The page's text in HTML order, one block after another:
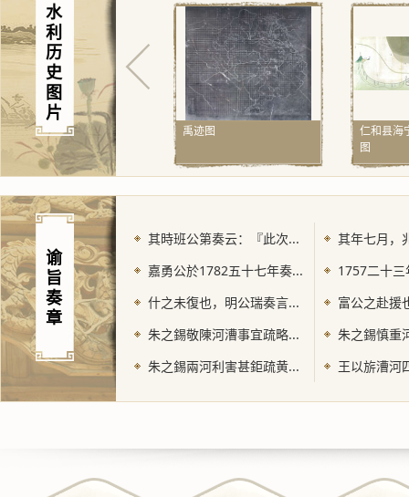
水
利
历
史
图
片
禹迹图
仁和县海
图
谕
旨
奏
章
其時班公第奏云：『此次...
其年七月，
嘉勇公於1782五十七年奏...
1757二十
什之未復也，明公瑞奏言...
富公之赴援
朱之錫敬陳河漕事宜疏略...
朱之錫慎重
朱之錫兩河利害甚鉅疏黄...
王以旂漕河